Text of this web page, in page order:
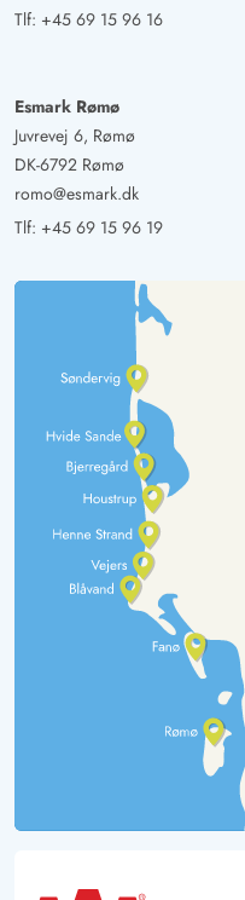
Deutschland
god opdeling af
Gast
Deutschland
Vi var fuldt tilfredse.
var også i orden.
Tlf: +45 69 15 96 16
Esmark Rømø
Juvrevej 6, Rømø
DK-6792 Rømø
romo@esmark.dk
Tlf: +45 69 15 96 19